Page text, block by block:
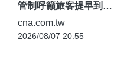
管制呼籲旅客提早到站|
生活 - cna.com.tw
cna.com.tw
2026/08/07 20:55